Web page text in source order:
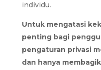
individu.
Untuk mengatasi
penting bagi
pengaturan privasi
dan hanya